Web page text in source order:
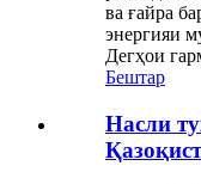
ва ғайра
энергияи
Дегҳои
Бештар
Насли